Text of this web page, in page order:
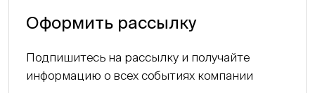
Оформить рассылку
Подпишитесь на рассылку и получайте
информацию о всех событиях компании